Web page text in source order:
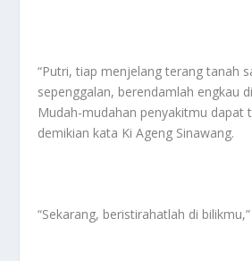
“Putri, tiap menjelang terang tanah
sepenggalan, berendamlah engkau
Mudah-mudahan penyakitmu dapat
demikian kata Ki Ageng Sinawang.
“Sekarang, beristirahatlah di